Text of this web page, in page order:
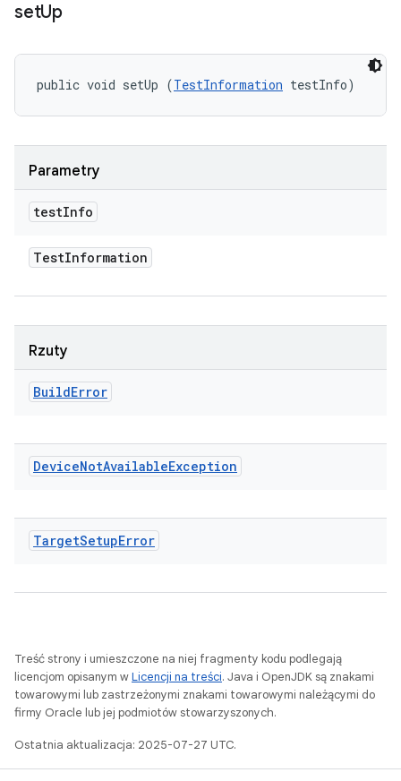
setUp
public void setUp (TestInformation testInfo)
Parametry
testInfo
TestInformation
Rzuty
BuildError
DeviceNotAvailableException
TargetSetupError
Treść strony i umieszczone na niej fragmenty kodu podlegają
licencjom opisanym wLicencji na treści. Java i OpenJDK są znakami
towarowymi lub zastrzeżonymi znakami towarowymi należącymi do
firmy Oracle lub jej podmiotów stowarzyszonych.
Ostatnia aktualizacja: 2025-07-27 UTC.